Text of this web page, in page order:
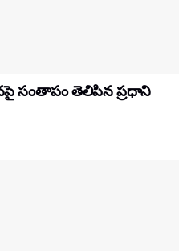
సంతాపం తెలిపిన ప్రధాని